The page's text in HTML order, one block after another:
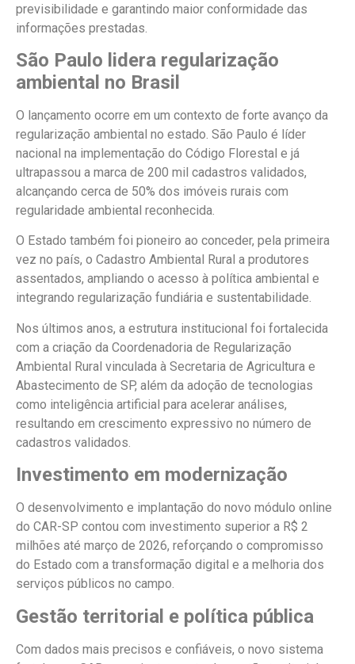
previsibilidade e garantindo maior conformidade das
informações prestadas.
São Paulo lidera regularização
ambiental no Brasil
O lançamento ocorre em um contexto de forte avanço da
regularização ambiental no estado. São Paulo é líder
nacional na implementação do Código Florestal e já
ultrapassou a marca de 200 mil cadastros validados,
alcançando cerca de 50% dos imóveis rurais com
regularidade ambiental reconhecida.
O Estado também foi pioneiro ao conceder, pela primeira
vez no país, o Cadastro Ambiental Rural a produtores
assentados, ampliando o acesso à política ambiental e
integrando regularização fundiária e sustentabilidade.
Nos últimos anos, a estrutura institucional foi fortalecida
com a criação da Coordenadoria de Regularização
Ambiental Rural vinculada à Secretaria de Agricultura e
Abastecimento de SP, além da adoção de tecnologias
como inteligência artificial para acelerar análises,
resultando em crescimento expressivo no número de
cadastros validados.
Investimento em modernização
O desenvolvimento e implantação do novo módulo online
do CAR-SP contou com investimento superior a R$ 2
milhões até março de 2026, reforçando o compromisso
do Estado com a transformação digital e a melhoria dos
serviços públicos no campo.
Gestão territorial e política pública
Com dados mais precisos e confiáveis, o novo sistema